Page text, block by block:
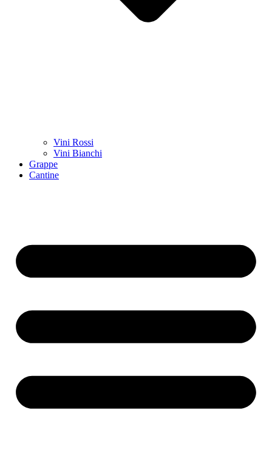
Vini Rossi
Vini Bianchi
Grappe
Cantine